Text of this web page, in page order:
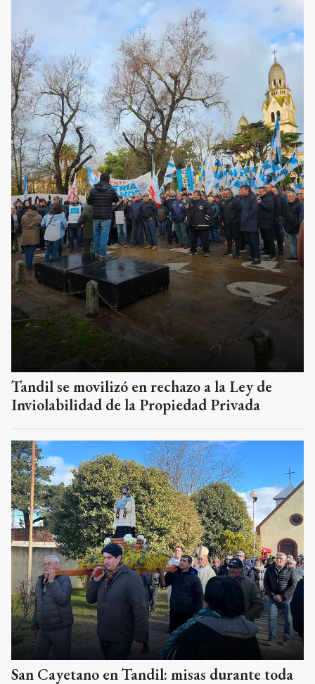
Tandil se movilizó en rechazo a la Ley de
Inviolabilidad de la Propiedad Privada
San Cayetano en Tandil: misas durante toda